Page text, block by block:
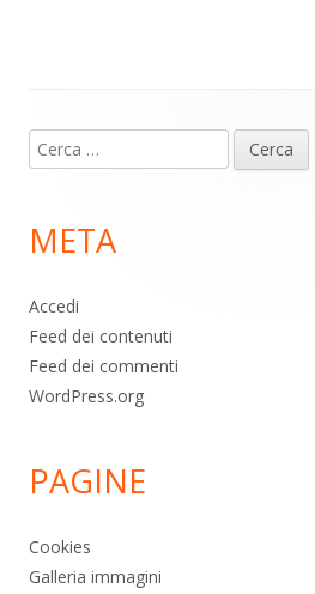
piè
pagina
Ricerca
per:
META
Accedi
Feed dei contenuti
Feed dei commenti
WordPress.org
PAGINE
Cookies
Galleria immagini